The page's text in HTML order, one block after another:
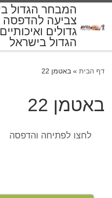
המבחר הגדול
צביעה להדפסה
גדולים
הגדול בישראל
דף הבית » באטמן 22
באטמן 22
לחצו לפתיחה והדפסה